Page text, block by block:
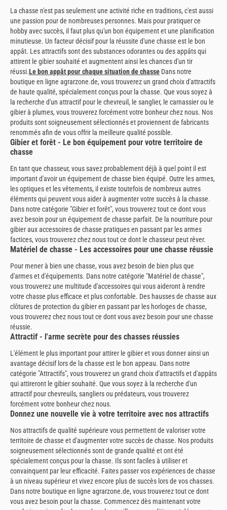
La chasse n'est pas seulement une activité riche en traditions, c'est aussi
une passion pour de nombreuses personnes. Mais pour pratiquer ce
hobby avec succès, il faut plus qu'un bon équipement et une planification
minutieuse. Un facteur décisif pour la réussite d'une chasse est le bon
appât. Les attractifs sont des substances odorantes ou des appâts qui
attirent le gibier souhaité et augmentent ainsi les chances d'un tir
réussi.Le bon appât pour chaque situation de chasse Dans notre
boutique en ligne agrarzone.de, vous trouverez un grand choix d'attractifs
de haute qualité, spécialement conçus pour la chasse. Que vous soyez à
la recherche d'un attractif pour le chevreuil, le sanglier, le carnassier ou le
gibier à plumes, vous trouverez forcément votre bonheur chez nous. Nos
produits sont soigneusement sélectionnés et proviennent de fabricants
renommés afin de vous offrir la meilleure qualité possible.
Gibier et forêt - Le bon équipement pour votre territoire de
chasse
En tant que chasseur, vous savez probablement déjà à quel point il est
important d'avoir un équipement de chasse bien équipé. Outre les armes,
les optiques et les vêtements, il existe toutefois de nombreux autres
éléments qui peuvent vous aider à augmenter votre succès à la chasse.
Dans notre catégorie "Gibier et forêt", vous trouverez tout ce dont vous
avez besoin pour un équipement de chasse parfait. De la nourriture pour
gibier aux accessoires de chasse pratiques en passant par les armes
factices, vous trouverez chez nous tout ce dont le chasseur peut rêver.
Matériel de chasse - Les accessoires pour une chasse réussie
Pour mener à bien une chasse, vous avez besoin de bien plus que
d'armes et d'équipements. Dans notre catégorie "Matériel de chasse",
vous trouverez une multitude d'accessoires qui vous aideront à rendre
votre chasse plus efficace et plus confortable. Des hausses de chasse aux
clôtures de protection du gibier en passant par les horloges de chasse,
vous trouverez chez nous tout ce dont vous avez besoin pour une chasse
réussie.
Attractif - l'arme secrète pour des chasses réussies
L'élément le plus important pour attirer le gibier et vous donner ainsi un
avantage décisif lors de la chasse est le bon appeau. Dans notre
catégorie "Attractifs", vous trouverez un grand choix d'attractifs et d'appâts
qui attireront le gibier souhaité. Que vous soyez à la recherche d'un
attractif pour chevreuils, sangliers ou prédateurs, vous trouverez
forcément votre bonheur chez nous.
Donnez une nouvelle vie à votre territoire avec nos attractifs
Nos attractifs de qualité supérieure vous permettent de valoriser votre
territoire de chasse et d'augmenter votre succès de chasse. Nos produits
soigneusement sélectionnés sont de grande qualité et ont été
spécialement conçus pour la chasse. Ils sont faciles à utiliser et
convainquent par leur efficacité. Faites passer vos expériences de chasse
à un niveau supérieur et vivez encore plus de succès lors de vos chasses.
Dans notre boutique en ligne agrarzone.de, vous trouverez tout ce dont
vous avez besoin pour la chasse. Commencez dès maintenant votre